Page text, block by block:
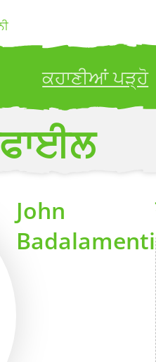
ਕਹਾਣੀਆਂ ਪੜ੍ਹੋ
your stories to a
John
Badalamenti